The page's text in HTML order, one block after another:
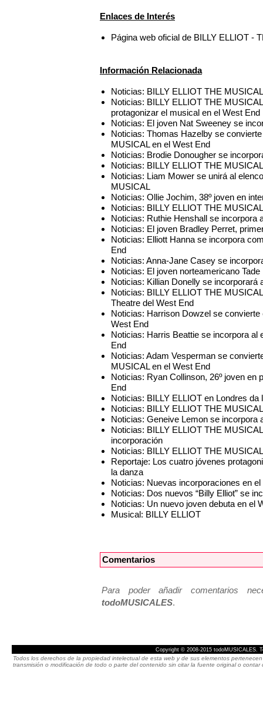
Enlaces de Interés
Página web oficial de BILLY ELLIOT -
Información Relacionada
Noticias: BILLY ELLIOT THE
Noticias: BILLY ELLIOT THE
protagonizar el musical en el West End
Noticias: El joven Nat Sweeney se
Noticias: Thomas Hazelby se
MUSICAL en el West End
Noticias: Brodie Donougher se
Noticias: BILLY ELLIOT THE
Noticias: Liam Mower se unirá al
MUSICAL
Noticias: Ollie Jochim, 38º joven en
Noticias: BILLY ELLIOT THE
Noticias: Ruthie Henshall se incorpora
Noticias: El joven Bradley Perret,
Noticias: Elliott Hanna se incorpora
End
Noticias: Anna-Jane Casey se
Noticias: El joven norteamericano
Noticias: Killian Donelly se incorporará
Noticias: BILLY ELLIOT THE
Theatre del West End
Noticias: Harrison Dowzel se convierte
West End
Noticias: Harris Beattie se incorpora al
End
Noticias: Adam Vesperman se
MUSICAL en el West End
Noticias: Ryan Collinson, 26º joven en
End
Noticias: BILLY ELLIOT en Londres
Noticias: BILLY ELLIOT THE
Noticias: Geneive Lemon se incorpora
Noticias: BILLY ELLIOT THE
incorporación
Noticias: BILLY ELLIOT THE
Reportaje: Los cuatro jóvenes
la danza
Noticias: Nuevas incorporaciones en
Noticias: Dos nuevos “Billy Elliot” se
Noticias: Un nuevo joven debuta en el
Musical: BILLY ELLIOT
Comentarios
Para poder añadir comentarios
todoMUSICALES.
Copyright © 2008-2015 todoMUSICALES.
Todos los derechos de la propiedad intelectual de esta web y de sus elementos
transmisión o modificación de todo o parte del contenido sin citar la fuente original o